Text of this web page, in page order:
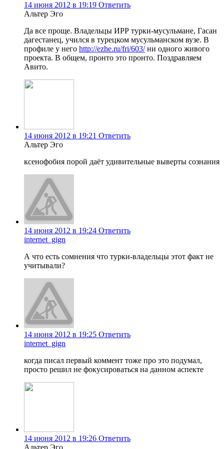
14 июня 2012 в 19:19 Ответить
Альтер Эго
Да все проще. Владельцы ИРР турки-мусульмане, Гасан
дагестанец, учился в турецком мусульманском вузе. В
профиле у него http://ezhe.ru/fri/603/ни одного живого
проекта. В общем, пронто это пронто. Поздравляем
Авито.
14 июня 2012 в 19:21 Ответить
Альтер Эго
ксенофобия порой даёт удивительные выверты сознания
14 июня 2012 в 19:24 Ответить
internet_gign
А что есть сомнения что турки-владельцы этот факт не
учитывали?
14 июня 2012 в 19:25 Ответить
internet_gign
когда писал первый коммент тоже про это подумал,
просто решил не фокусироваться на данном аспекте
14 июня 2012 в 19:26 Ответить